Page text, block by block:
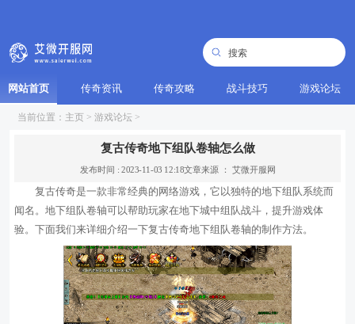
网站首页 传奇资讯 传奇攻略 战斗技巧 游戏论坛
当前位置： 主页 > 游戏论坛 >
复古传奇地下组队卷轴怎么做
发布时间 : 2023-11-03 12:18文章来源 ： 艾微开服网
复古传奇是一款非常经典的网络游戏，它以独特的地下组队系统而
闻名。地下组队卷轴可以帮助玩家在地下城中组队战斗，提升游戏体
验。下面我们来详细介绍一下复古传奇地下组队卷轴的制作方法。